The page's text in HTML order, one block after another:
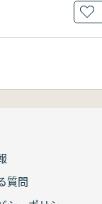
質問